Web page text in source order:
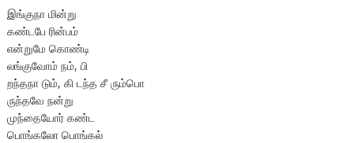
இங்குநா மின்று
கண்டபே ரின்பம்
என்றுமே கொண்டி
லங்குவோம் நம், பி
றந்தநா டும், கி டந்த சீ ரும்பொ
ருந்தவே நன்று
முந்தையோர் கண்ட
பொங்கலோ பொங்கல்